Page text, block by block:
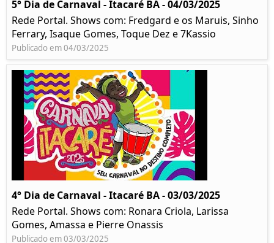
5° Dia de Carnaval - Itacaré BA - 04/03/2025
Rede Portal. Shows com: Fredgard e os Maruis, Sinho
Ferrary, Isaque Gomes, Toque Dez e 7Kassio
Publicado em 04/03/2025
4° Dia de Carnaval - Itacaré BA - 03/03/2025
Rede Portal. Shows com: Ronara Criola, Larissa
Gomes, Amassa e Pierre Onassis
Publicado em 03/03/2025